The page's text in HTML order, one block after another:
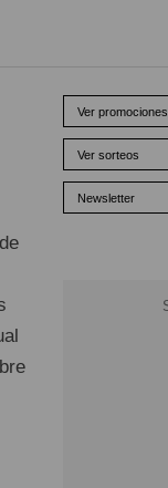
Ver promociones
Ver sorteos
Newsletter